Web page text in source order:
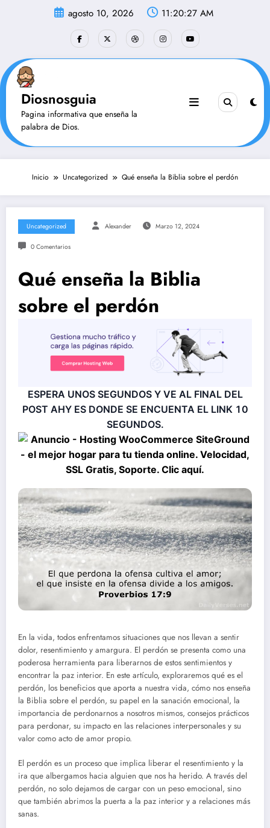
agosto 10, 2026 11:20:28 AM
Diosnosguia
Pagina informativa que enseña la
palabra de Dios.
Inicio Uncategorized Qué enseña la Biblia sobre el perdón
Uncategorized Alexander Marzo 12, 2024
0 Comentarios
Qué enseña la Biblia
sobre el perdón
ESPERA UNOS SEGUNDOS Y VE AL FINAL DEL
POST AHY ES DONDE SE ENCUENTA EL LINK9
SEGUNDOS.
En la vida, todos enfrentamos situaciones que nos llevan a sentir
dolor, resentimiento y amargura. El perdón se presenta como una
poderosa herramienta para liberarnos de estos sentimientos y
encontrar la paz interior. En este artículo, exploraremos qué es el
perdón, los beneficios que aporta a nuestra vida, cómo nos enseña
la Biblia sobre el perdón, su papel en la sanación emocional, la
importancia de perdonarnos a nosotros mismos, consejos prácticos
para perdonar, su impacto en las relaciones interpersonales y su
valor como acto de amor propio.
El perdón es un proceso que implica liberar el resentimiento y la
ira que albergamos hacia alguien que nos ha herido. A través del
perdón, no solo dejamos de cargar con un peso emocional, sino
que también abrimos la puerta a la paz interior y a relaciones más
sanas.